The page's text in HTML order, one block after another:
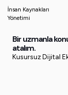
İnsan Kaynakları
Yönetimi
Bir uzmanla
atalım.
Kusursuz Dijital